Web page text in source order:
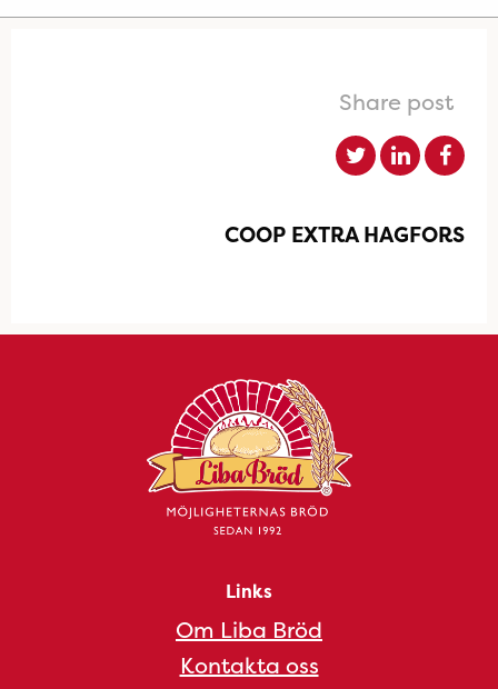
Share post
COOP EXTRA HAGFORS
Links
Om Liba Bröd
Kontakta oss